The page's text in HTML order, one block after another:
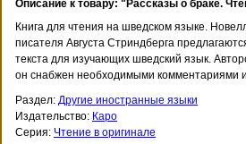
Описание к товару: "Рассказы о браке.
Книга для чтения на шведском языке.
писателя Августа Стриндберга
текста для изучающих шведский язык.
он снабжен необходимыми комментариями
Раздел: Другие иностранные языки
Издательство: Каро
Серия: Чтение в оригинале